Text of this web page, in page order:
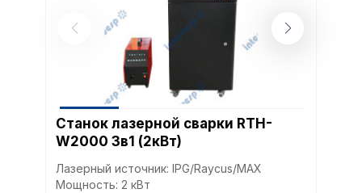
Станок лазерной сварки RTH-
W2000 3в1 (2кВт)
Лазерный источник: IPG/Raycus/MAX
Мощность: 2 кВт